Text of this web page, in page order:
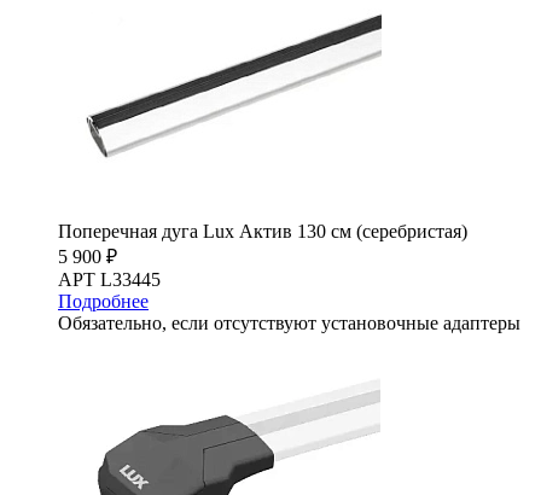
Поперечная дуга Lux Актив 130 см (серебристая)
5 900 ₽
АРТ L33445
Подробнее
Обязательно, если отсутствуют установочные адаптеры